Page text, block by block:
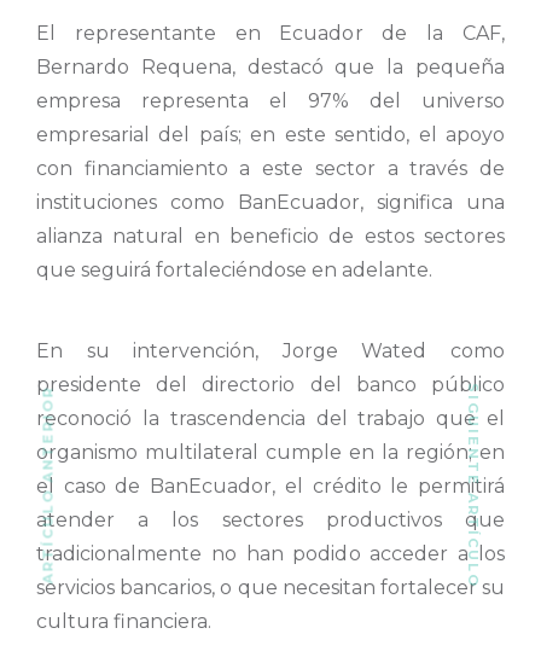
El representante en Ecuador de la CAF,
Bernardo Requena, destacó que la pequeña
empresa representa el 97% del universo
empresarial del país; en este sentido, el apoyo
con financiamiento a este sector a través de
instituciones como BanEcuador, significa una
alianza natural en beneficio de estos sectores
que seguirá fortaleciéndose en adelante.
En su intervención, Jorge Wated como
presidente del directorio del banco público
reconoció la trascendencia del trabajo que el
organismo multilateral cumple en la región; en
el caso de BanEcuador, el crédito le permitirá
atender a los sectores productivos que
tradicionalmente no han podido acceder a los
servicios bancarios, o que necesitan fortalecer su
cultura financiera.
ARTÍCULO ANTERIOR SIGUIENTE ARTÍCULO